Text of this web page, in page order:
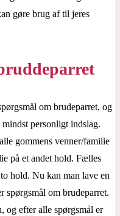
gøre brug af til jeres
om brudeparret, og
personligt indslag.
gommens venner/familie
på et andet hold. Fælles
hold. Nu kan man lave en
spørgsmål om brudeparret.
og efter alle spørgsmål er